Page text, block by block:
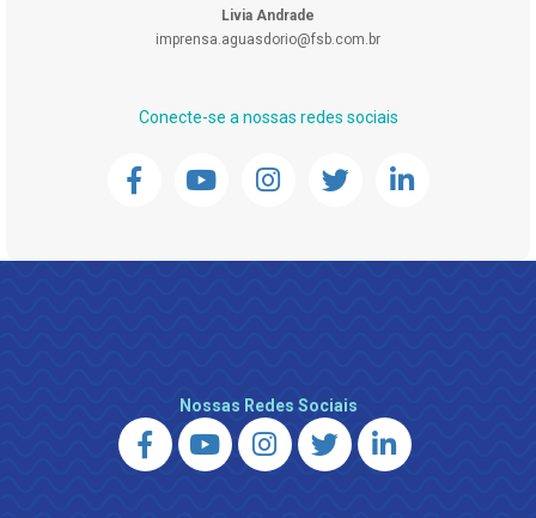
Livia Andrade
imprensa.aguasdorio@fsb.com.br
Conecte-se a nossas redes sociais
Nossas Redes Sociais